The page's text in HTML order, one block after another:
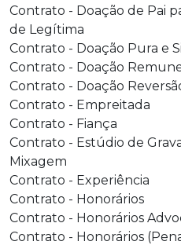
Contrato - Doação de Pai
de Legítima
Contrato - Doação Pura e
Contrato - Doação
Contrato - Doação
Contrato - Empreitada
Contrato - Fiança
Contrato - Estúdio de
Mixagem
Contrato - Experiência
Contrato - Honorários
Contrato - Honorários
Contrato - Honorários